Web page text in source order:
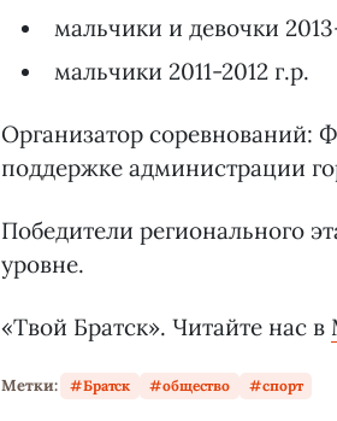
мальчики и девочки
мальчики 2011-2012 г.р.
Организатор соревнований:
поддержке администрации
Победители регионального
уровне.
«Твой Братск». Читайте нас в
Метки: Братск общество спорт